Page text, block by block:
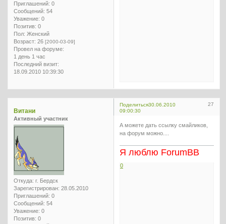
Приглашений: 0
Сообщений: 54
Уважение: 0
Позитив: 0
Пол: Женский
Возраст: 26 [2000-03-09]
Провел на форуме:
1 день 1 час
Последний визит:
18.09.2010 10:39:30
Поделиться 27
30.06.2010
09:00:30
Витани
Активный участник
Откуда: г. Бердск
Зарегистрирован: 28.05.2010
Приглашений: 0
Сообщений: 54
Уважение: 0
Позитив: 0
А можете дать ссылку смайликов,
на форум можно....
Я люблю ForumBB
0